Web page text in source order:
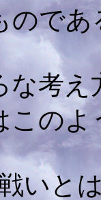
のであ
な考
この
いと